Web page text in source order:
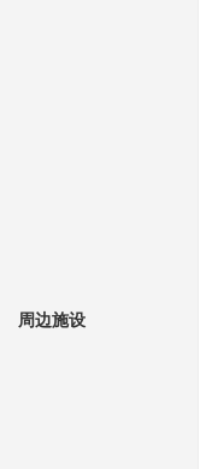
周边施设